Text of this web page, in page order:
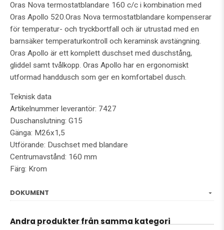
Oras Nova termostatblandare 160 c/c i kombination med
Oras Apollo 520.Oras Nova termostatblandare kompenserar
för temperatur- och tryckbortfall och är utrustad med en
barnsäker temperaturkontroll och keraminsk avstängning.
Oras Apollo är ett komplett duschset med duschstång,
gliddel samt tvålkopp. Oras Apollo har en ergonomiskt
utformad handdusch som ger en komfortabel dusch.
Teknisk data
Artikelnummer leverantör: 7427
Duschanslutning: G15
Gänga: M26x1,5
Utförande: Duschset med blandare
Centrumavstånd: 160 mm
Färg: Krom
DOKUMENT
Andra produkter från samma kategori